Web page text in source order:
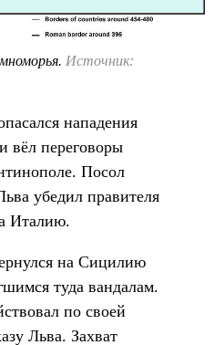
Источник:
нападения
вёл переговоры
Посол
убедил правителя
Италию.
на Сицилию
туда вандалам.
по своей
Льва. Захват